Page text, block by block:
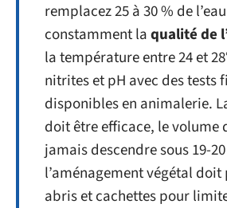
remplacez 25 à 30 % de
constamment laqualité de
la température entre 24 et
nitrites et pH avec des tests
disponibles en animalerie.
doit être efficace, le volume
jamais descendre sous 19-
l’aménagement végétal
abris et cachettes pour